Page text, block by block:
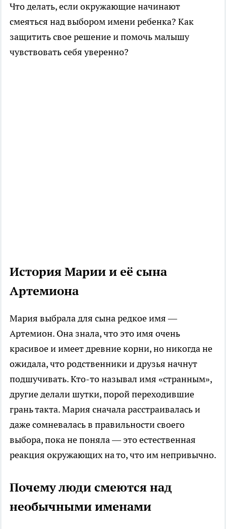
Что делать, если окружающие начинают
смеяться над выбором имени ребенка? Как
защитить свое решение и помочь малышу
чувствовать себя уверенно?
История Марии и её сына
Артемиона
Мария выбрала для сына редкое имя —
Артемион. Она знала, что это имя очень
красивое и имеет древние корни, но никогда не
ожидала, что родственники и друзья начнут
подшучивать. Кто-то называл имя «странным»,
другие делали шутки, порой переходившие
грань такта. Мария сначала расстраивалась и
даже сомневалась в правильности своего
выбора, пока не поняла — это естественная
реакция окружающих на то, что им непривычно.
Почему люди смеются над
необычными именами